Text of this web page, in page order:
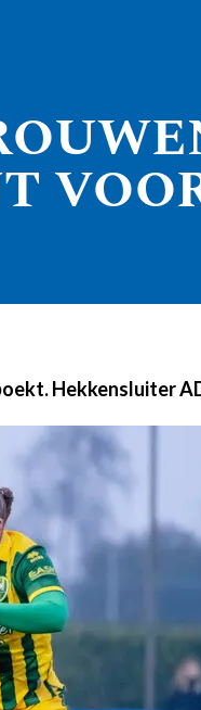
Hekkensluiter